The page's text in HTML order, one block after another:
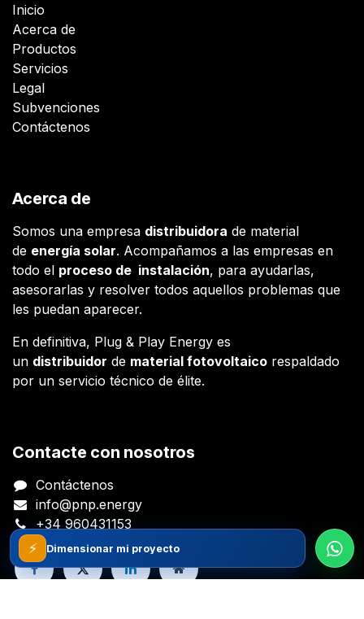
Inicio
Acerca de
Productos
Servicios
Legal
Subvenciones
Contáctenos
Acerca de
Somos una empresa distribuidora de material
de energía solar. Acompañamos a las empresas en
todo el proceso de instalación, para ayudarlas,
asesorarlas y resolver todos aquellos problemas que
les puedan aparecer.
En definitiva, Plug & Play Energy es
un distribuidor de material fotovoltaico respaldado
por un servicio técnico de élite.
Contacte con nosotros
Contáctenos
info@pnp.energy
+34 960431153
⚡